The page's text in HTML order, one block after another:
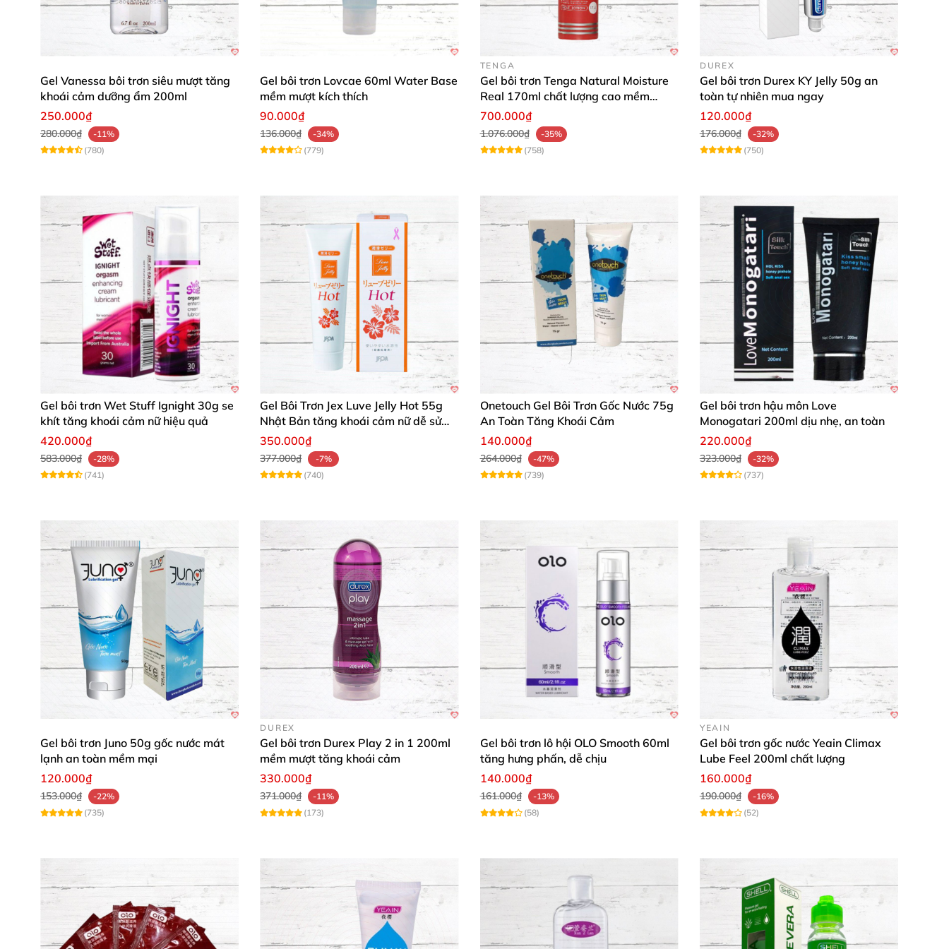
Gel Vanessa bôi trơn siêu mượt tăng
khoái cảm dưỡng ẩm 200ml
250.000₫
280.000₫
-11%
(780)
Gel bôi trơn Lovcae 60ml Water Base
mềm mượt kích thích
90.000₫
136.000₫
-34%
(779)
TENGA
Gel bôi trơn Tenga Natural Moisture
Real 170ml chất lượng cao mềm
mượt an toàn
700.000₫
1.076.000₫
-35%
(758)
DUREX
Gel bôi trơn Durex KY Jelly 50g an
toàn tự nhiên mua ngay
120.000₫
176.000₫
-32%
(750)
Gel bôi trơn Wet Stuff Ignight 30g se
khít tăng khoái cảm nữ hiệu quả
420.000₫
583.000₫
-28%
(741)
Gel Bôi Trơn Jex Luve Jelly Hot 55g
Nhật Bản tăng khoái cảm nữ dễ sử
dụng
350.000₫
377.000₫
-7%
(740)
Onetouch Gel Bôi Trơn Gốc Nước 75g
An Toàn Tăng Khoái Cảm
140.000₫
264.000₫
-47%
(739)
Gel bôi trơn hậu môn Love
Monogatari 200ml dịu nhẹ, an toàn
220.000₫
323.000₫
-32%
(737)
Gel bôi trơn Juno 50g gốc nước mát
lạnh an toàn mềm mại
120.000₫
153.000₫
-22%
(735)
DUREX
Gel bôi trơn Durex Play 2 in 1 200ml
mềm mượt tăng khoái cảm
330.000₫
371.000₫
-11%
(173)
Gel bôi trơn lô hội OLO Smooth 60ml
tăng hưng phấn, dễ chịu
140.000₫
161.000₫
-13%
(58)
YEAIN
Gel bôi trơn gốc nước Yeain Climax
Lube Feel 200ml chất lượng
160.000₫
190.000₫
-16%
(52)